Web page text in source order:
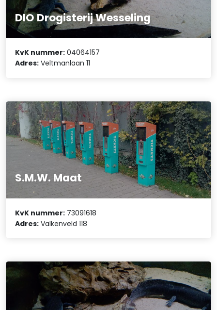
DIO Drogisterij Wesseling
KvK nummer: 04064157
Adres: Veltmanlaan 11
S.M.W. Maat
KvK nummer: 73091618
Adres: Valkenveld 118